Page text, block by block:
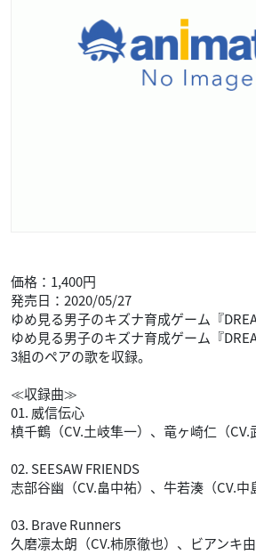
価格：1,400円
発売日：2020/05/27
ゆめ見る男子のキズナ育成ゲーム『
ゆめ見る男子のキズナ育成ゲーム『
3組のペアの歌を収録。
≪収録曲≫
01. 威信伝心
槙千鶴（CV.土岐隼一）、竜ヶ崎仁（CV.
02. SEESAW FRIENDS
志部谷幽（CV.畠中祐）、牛若湊（CV.中
03. Brave Runners
久磨凛太朗（CV.柿原徹也）、ビアンキ由